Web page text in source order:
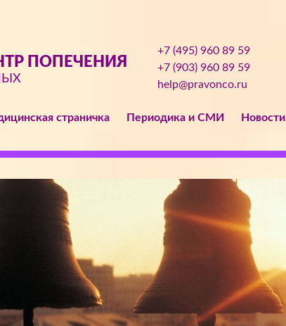
ПОПЕЧЕНИЯ
+7 (495) 960 89 59
+7 (903) 960 89 59
help@pravonco.ru
страничка Периодика и СМИ Новости